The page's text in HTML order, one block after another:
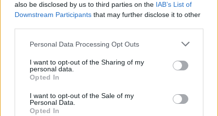
also be disclosed by us to third parties on the IAB’s List of
Downstream Participants that may further disclose it to other
Please note that this website/app uses one or more Google
not limited to your visit or usage behaviour. You may click to
grant or deny consent to Google and its third-party tags to
use your data for below specified purposes in below Google
consent section.
Personal Data Processing Opt Outs
I want to opt-out of the Sharing of my
personal data.
Opted In
I want to opt-out of the Sale of my
Personal Data.
Opted In
Europei di nuoto di fondo 2026: l’Italia trionfa con
l’argento nella staffetta 4×1500
Andrea Conforti · 8 Ago 2026